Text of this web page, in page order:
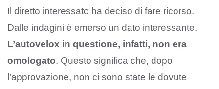
Il diretto interessato ha deciso di fare ricorso.
Dalle indagini è emerso un dato interessante.
L’autovelox in questione, infatti, non era
omologato. Questo significa che, dopo
l’approvazione, non ci sono state le dovute